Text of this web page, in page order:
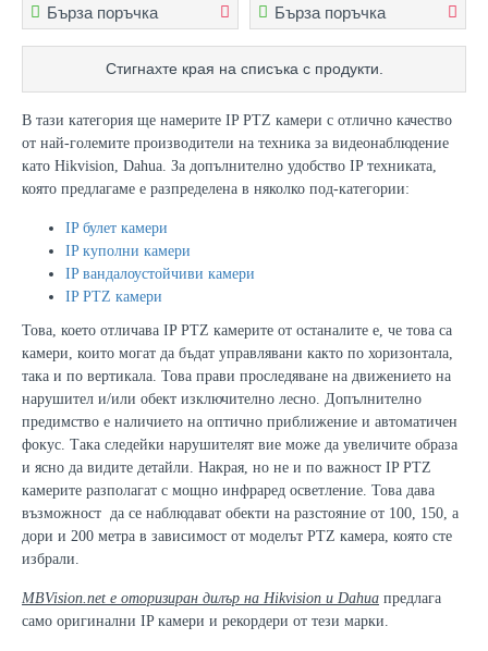
В тази категория ще намерите IP PTZ камери с отлично качество
от най-големите производители на техника за видеонаблюдение
като Hikvision, Dahua. За допълнително удобство IP техниката,
която предлагаме е разпределена в няколко под-категории:
IP булет камери
IP куполни камери
IP вандалоустойчиви камери
IP PTZ камери
Това, което отличава IP PTZ камерите от останалите е, че това са
камери, които могат да бъдат управлявани както по хоризонтала,
така и по вертикала. Това прави проследяване на движението на
нарушител и/или обект изключително лесно. Допълнително
предимство е наличието на оптично приближение и автоматичен
фокус. Така следейки нарушителят вие може да увеличите образа
и ясно да видите детайли. Накрая, но не и по важност IP PTZ
камерите разполагат с мощно инфраред осветление. Това дава
възможност да се наблюдават обекти на разстояние от 100, 150, а
дори и 200 метра в зависимост от моделът PTZ камера, която сте
избрали.
MBVision.net е оторизиран дилър на Hikvision и Dahua предлага
само оригинални IP камери и рекордери от тези марки.
Бърза поръчка Бърза поръчка
Стигнахте края на списъка с продукти.